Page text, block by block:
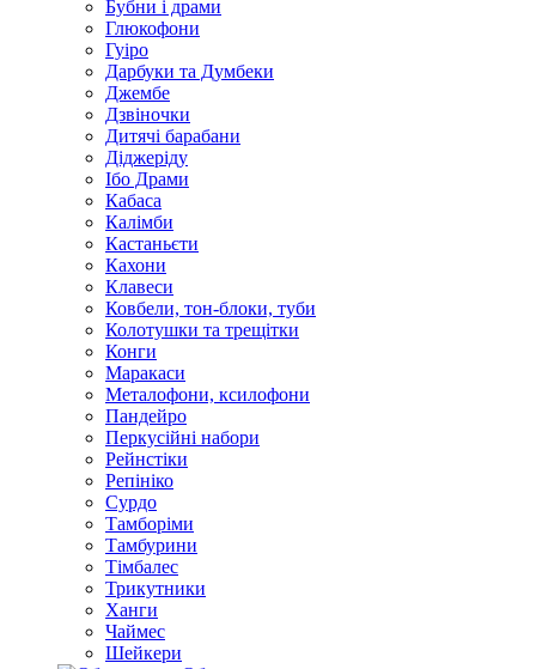
Бубни і драми
Глюкофони
Гуіро
Дарбуки та Думбеки
Джембе
Дзвіночки
Дитячі барабани
Діджеріду
Ібо Драми
Кабаса
Калімби
Кастаньєти
Кахони
Клавеси
Ковбели, тон-блоки, туби
Колотушки та трещітки
Конги
Маракаси
Металофони, ксилофони
Пандейро
Перкусійні набори
Рейнстіки
Репініко
Сурдо
Тамборіми
Тамбурини
Тімбалес
Трикутники
Ханги
Чаймес
Шейкери